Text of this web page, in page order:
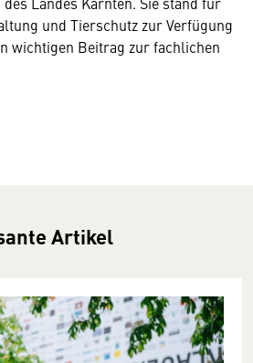
und Tierschutz zur Verfügung
wichtigen Beitrag zur fachlichen
Artikel